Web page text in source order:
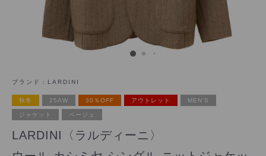
ブランド： LARDINI
秋冬 25AW 30％OFF アウトレット MEN'S
ジャケット ベージュ
LARDINI〈ラルディーニ〉